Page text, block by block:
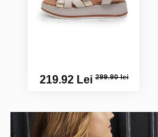
219.92 Lei299.90 lei